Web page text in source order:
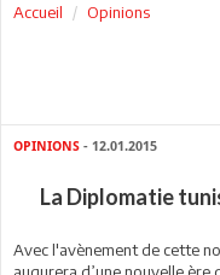
Accueil Opinions
OPINIONS - 12.01.2015
La Diplomatie
Avec l'avènement de cette